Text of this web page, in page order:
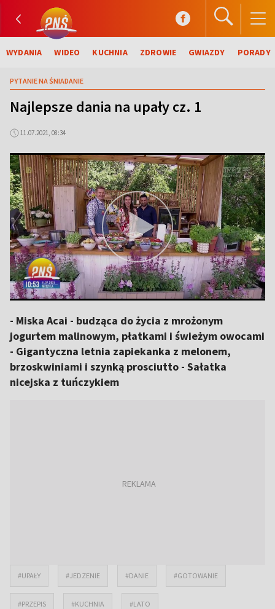
WYDANIA WIDEO KUCHNIA ZDROWIE GWIAZDY PORADY
PYTANIE NA ŚNIADANIE
Najlepsze dania na upały cz. 1
11.07.2021, 08:34
- Miska Acai - budząca do życia z mrożonym
jogurtem malinowym, płatkami i świeżym owocami
- Gigantyczna letnia zapiekanka z melonem,
brzoskwiniami i szynką prosciutto - Sałatka
nicejska z tuńczykiem
#UPAŁY #JEDZENIE #DANIE #GOTOWANIE
#PRZEPIS #KUCHNIA #LATO